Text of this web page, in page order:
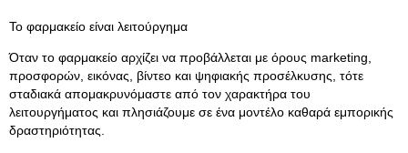
Το φαρμακείο είναι λειτούργημα
Όταν το φαρμακείο αρχίζει να προβάλλεται με όρους marketing,
προσφορών, εικόνας, βίντεο και ψηφιακής προσέλκυσης, τότε
σταδιακά απομακρυνόμαστε από τον χαρακτήρα του
λειτουργήματος και πλησιάζουμε σε ένα μοντέλο καθαρά εμπορικής
δραστηριότητας.